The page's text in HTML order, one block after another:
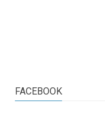
FACEBOOK